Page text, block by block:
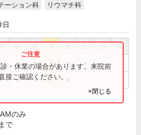
ーション科 リウマチ科
祝
● ● ● ● ●
● ●
・休業の場合があります。来院前
接ご確認ください。
×閉じる
のみ
で